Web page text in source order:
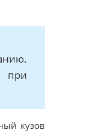
при
кузов